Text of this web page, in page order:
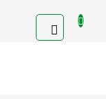
KOŠÍK